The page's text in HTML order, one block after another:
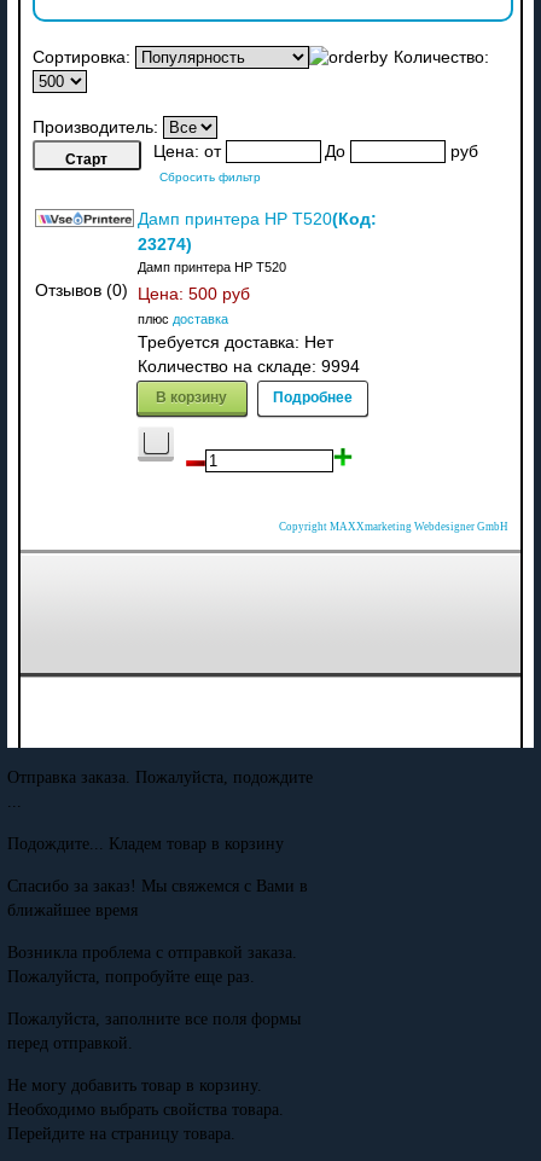
Сортировка: Количество:
Производитель:
Цена: от До руб
Сбросить фильтр
Отзывов (0)
Дамп принтера HP T520(Код:
23274)
Дамп принтера HP T520
Цена: 500 руб
плюс доставка
Требуется доставка: Нет
Количество на складе: 9994
В корзину Подробнее
Copyright MAXXmarketing Webdesigner GmbH
Отправка заказа. Пожалуйста, подождите
Подождите... Кладем товар в корзину
Спасибо за заказ! Мы свяжемся с Вами в
ближайшее время
Возникла проблема с отправкой заказа.
Пожалуйста, попробуйте еще раз.
Пожалуйста, заполните все поля формы
перед отправкой.
Не могу добавить товар в корзину.
Необходимо выбрать свойства товара.
Перейдите на страницу товара.